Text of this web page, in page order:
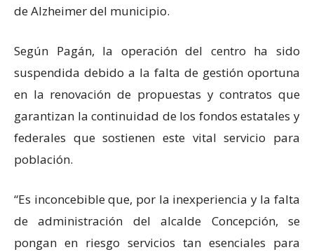
de Alzheimer del municipio.
Según Pagán, la operación del centro ha sido
suspendida debido a la falta de gestión oportuna
en la renovación de propuestas y contratos que
garantizan la continuidad de los fondos estatales y
federales que sostienen este vital servicio para
población.
“Es inconcebible que, por la inexperiencia y la falta
de administración del alcalde Concepción, se
pongan en riesgo servicios tan esenciales para